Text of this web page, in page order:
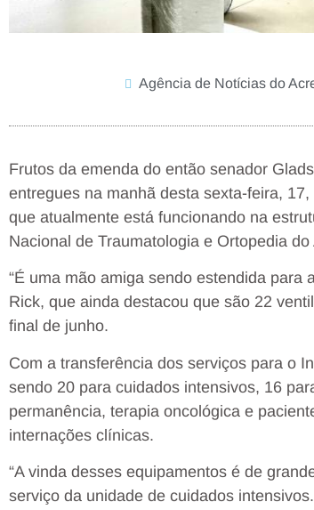
Agência de Notícias do
Frutos da emenda do então senador
entregues na manhã desta sexta-feira,
que atualmente está funcionando na
Nacional de Traumatologia e Ortopedia
“É uma mão amiga sendo estendida para
Rick, que ainda destacou que são 22
final de junho.
Com a transferência dos serviços para o
sendo 20 para cuidados intensivos, 16
permanência, terapia oncológica e
internações clínicas.
“A vinda desses equipamentos é de
serviço da unidade de cuidados